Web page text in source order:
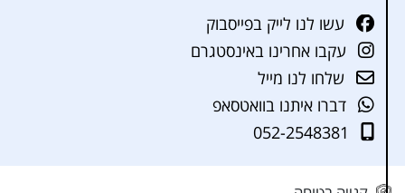
עשו לנו לייק בפייסבוק
עקבו אחרינו באינסטגרם
שלחו לנו מייל
דברו איתנו בוואטסאפ
052-2548381